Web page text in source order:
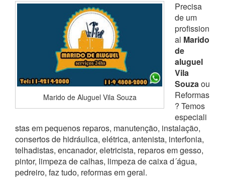
Marido de Aluguel Vila Souza
Precisa
de um
profission
al Marido
de
aluguel
Vila
Souzaou
Reformas
? Temos
especiali
stas em pequenos reparos, manutenção, instalação,
consertos de hidráulica, elétrica, antenista, interfonia,
telhadistas, encanador, eletricista, reparos em gesso,
pintor, limpeza de calhas, limpeza de caixa d´água,
pedreiro, faz tudo, reformas em geral.